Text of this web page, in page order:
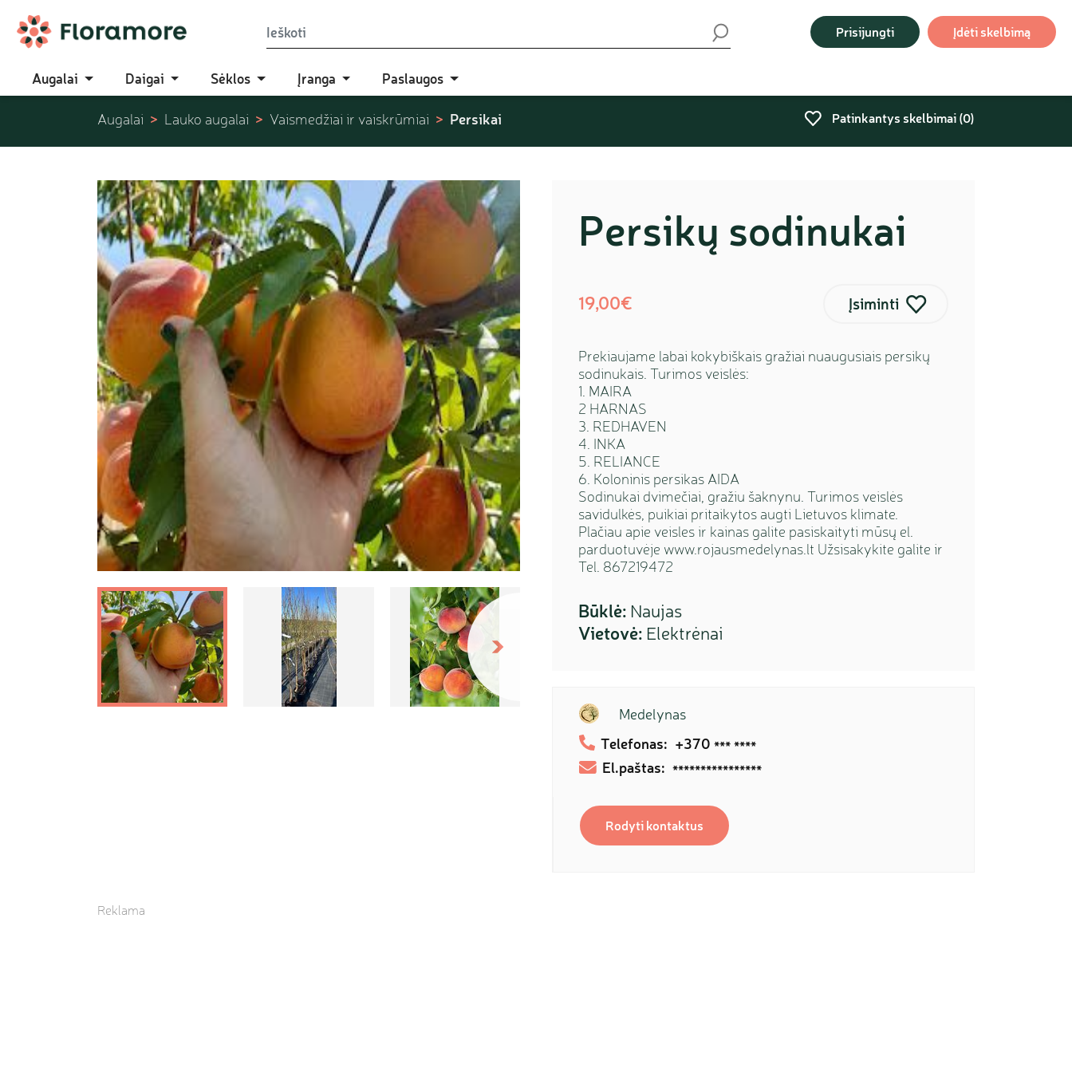
Augalai Daigai Sėklos Įranga Paslaugos
Prisijungti Įdėti skelbimą
Augalai Lauko augalai Vaismedžiai ir vaiskrūmiai Persikai Patinkantys skelbimai (0)
Ankstesnis Sekantis
Persikų sodinukai
19,00€ Įsiminti
Prekiaujame labai kokybiškais gražiai nuaugusiais persikų
sodinukais. Turimos veislės:
1. MAIRA
2 HARNAS
3. REDHAVEN
4. INKA
5. RELIANCE
6. Koloninis persikas AIDA
Sodinukai dvimečiai, gražiu šaknynu. Turimos veislės
savidulkės, puikiai pritaikytos augti Lietuvos klimate.
Plačiau apie veisles ir kainas galite pasiskaityti mūsų el.
parduotuvėje www.rojausmedelynas.lt Užsisakykite galite ir
Tel. 867219472
Būklė: Naujas
Vietovė: Elektrėnai
Medelynas
Telefonas: +370 *** ****
El.paštas: ****************
Rodyti kontaktus
Reklama